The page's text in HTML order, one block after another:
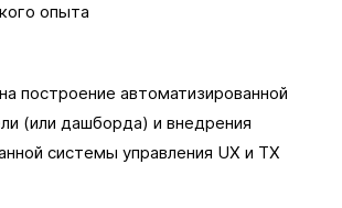
опыта
построение автоматизированной
(или дашборда) и внедрения
системы управления UX и TX